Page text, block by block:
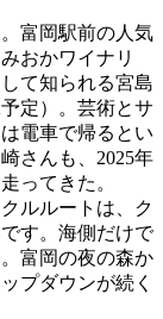
富岡駅前の人気
おかワイナリ
て知られる宮島
定）。芸術とサ
電車で帰るとい
さんも、2025年
ってきた。
ルルートは、ク
す。海側だけで
富岡の夜の森か
プダウンが続く